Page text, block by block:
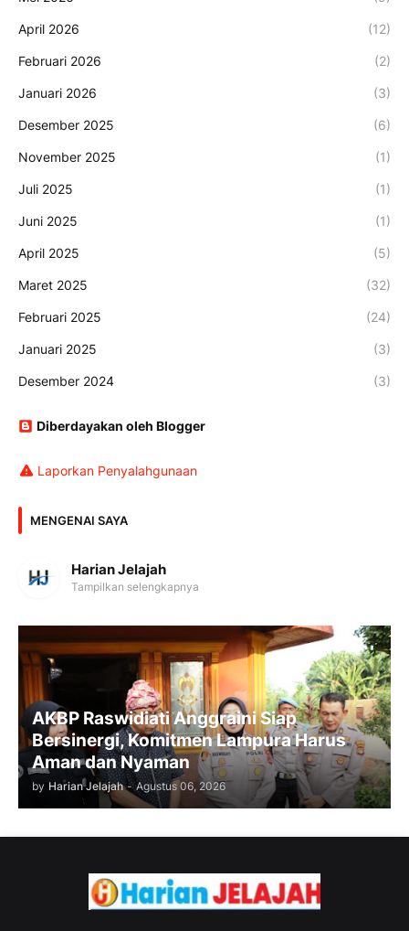
April 2026 (12)
Februari 2026 (2)
Januari 2026 (3)
Desember 2025 (6)
November 2025 (1)
Juli 2025 (1)
Juni 2025 (1)
April 2025 (5)
Maret 2025 (32)
Februari 2025 (24)
Januari 2025 (3)
Desember 2024 (3)
Diberdayakan oleh Blogger
Laporkan Penyalahgunaan
MENGENAI SAYA
Harian Jelajah
Tampilkan selengkapnya
AKBP Raswidiati Anggraini Siap
Bersinergi, Komitmen Lampura Harus
Aman dan Nyaman
by Harian Jelajah - Agustus 06, 2026